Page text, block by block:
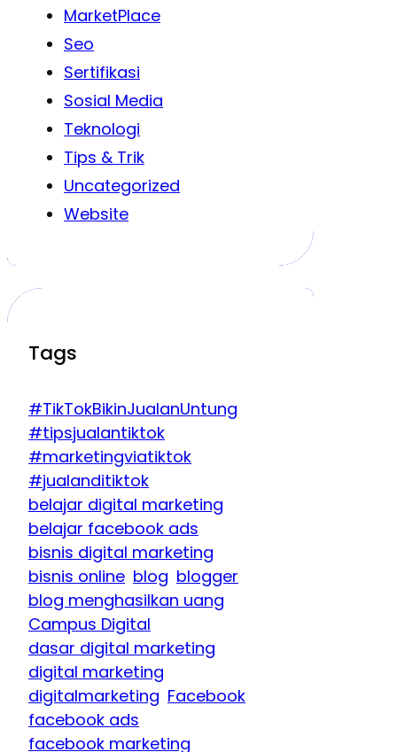
MarketPlace
Seo
Sertifikasi
Sosial Media
Teknologi
Tips & Trik
Uncategorized
Website
Tags
#TikTokBikinJualanUntung
#tipsjualantiktok
#marketingviatiktok
#jualanditiktok
belajar digital marketing
belajar facebook ads
bisnis digital marketing
bisnis online blog blogger
blog menghasilkan uang
Campus Digital
dasar digital marketing
digital marketing
digitalmarketing Facebook
facebook ads
facebook marketing